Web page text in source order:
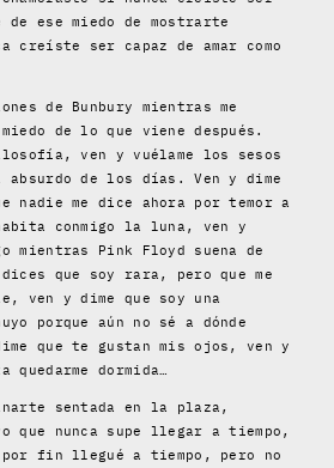
de ese miedo de mostrarte
creíste ser capaz de amar como
de Bunbury mientras me
de lo que viene después.
ven y vuélame los sesos
de los días. Ven y dime
nadie me dice ahora por temor a
conmigo la luna, ven y
mientras Pink Floyd suena de
que soy rara, pero que me
ven y dime que soy una
porque aún no sé a dónde
que te gustan mis ojos, ven y
dormida…
sentada en la plaza,
que nunca supe llegar a tiempo,
fin llegué a tiempo, pero no